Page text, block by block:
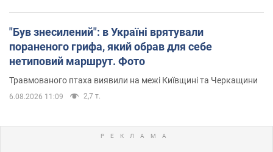
"Був знесилений": в Україні врятували
пораненого грифа, який обрав для себе
нетиповий маршрут. Фото
Травмованого птаха виявили на межі Київщині та Черкащини
6.08.2026 11:09 2,7 т.